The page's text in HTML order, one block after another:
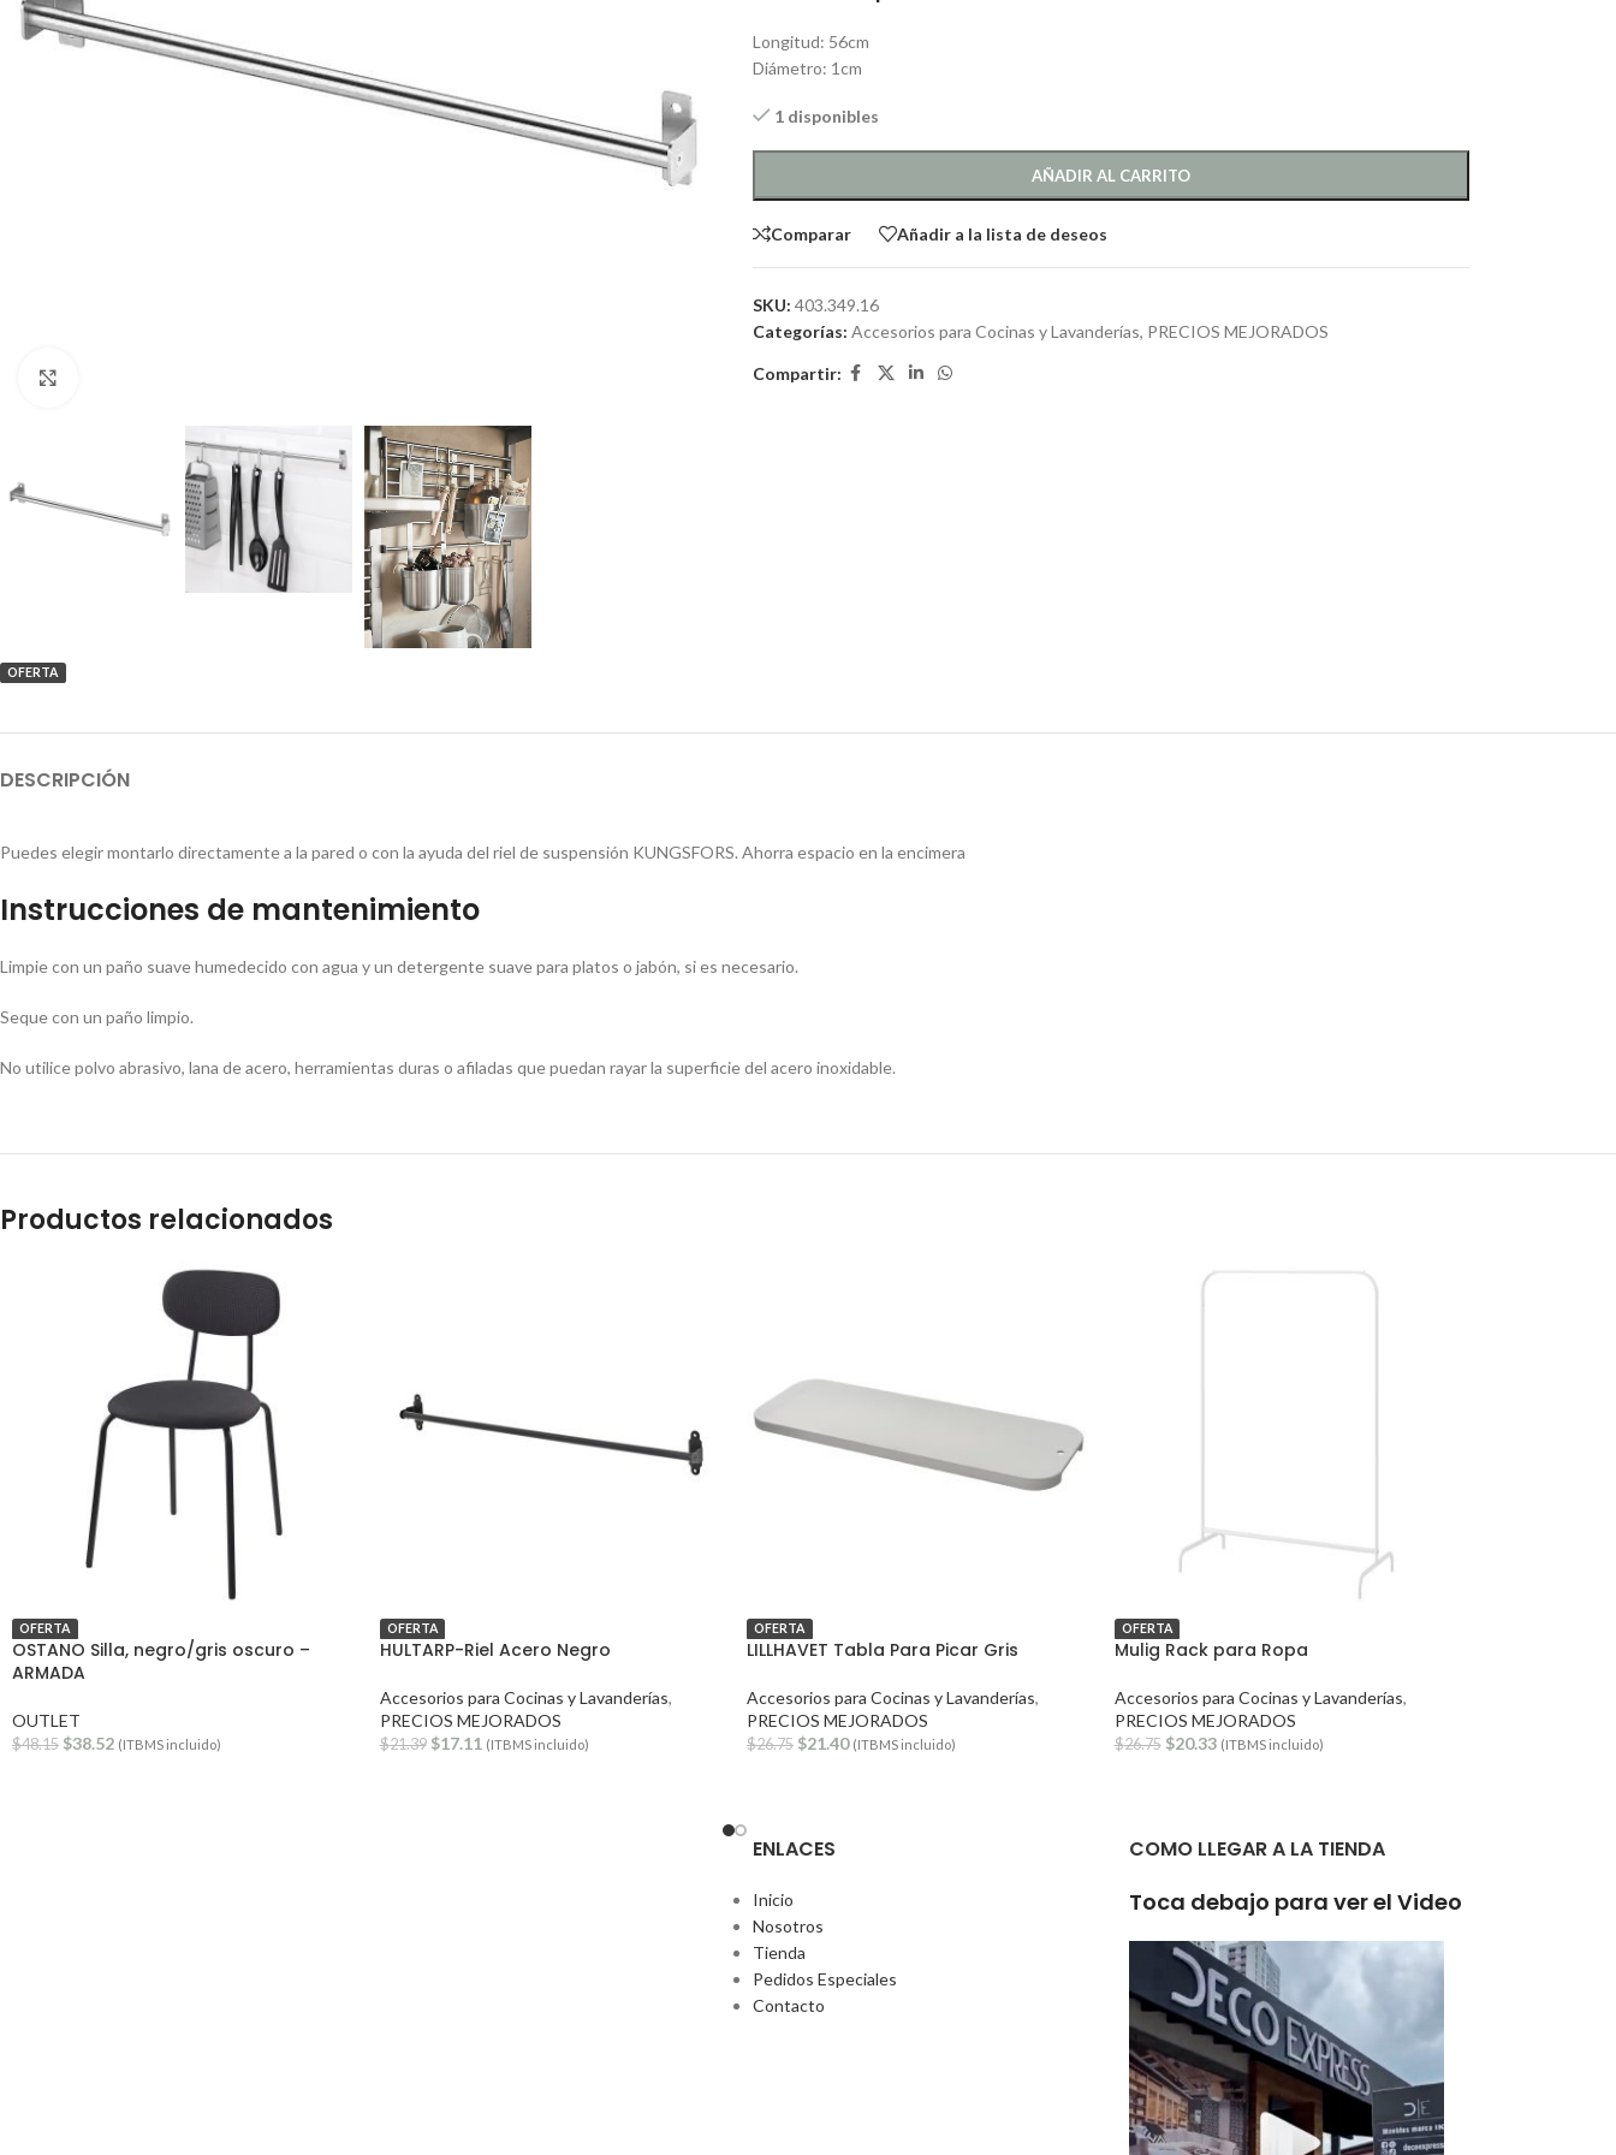
OFERTA
Longitud: 56cm
Diámetro: 1cm
1 disponibles
AÑADIR AL CARRITO
Comparar Añadir a la lista de deseos
SKU: 403.349.16
Categorías: Accesorios para Cocinas y Lavanderías, PRECIOS MEJORADOS
Compartir:
DESCRIPCIÓN
Puedes elegir montarlo directamente a la pared o con la ayuda del riel de suspensión KUNGSFORS. Ahorra espacio en la encimera
Instrucciones de mantenimiento
Limpie con un paño suave humedecido con agua y un detergente suave para platos o jabón, si es necesario.
Seque con un paño limpio.
No utilice polvo abrasivo, lana de acero, herramientas duras o afiladas que puedan rayar la superficie del acero inoxidable.
Productos relacionados
OFERTA
OSTANO Silla, negro/gris oscuro –
ARMADA
OUTLET
$48.15 $38.52 (ITBMS incluido)
OFERTA
HULTARP-Riel Acero Negro
Accesorios para Cocinas y Lavanderías,
PRECIOS MEJORADOS
$21.39 $17.11 (ITBMS incluido)
OFERTA
LILLHAVET Tabla Para Picar Gris
Accesorios para Cocinas y Lavanderías,
PRECIOS MEJORADOS
$26.75 $21.40 (ITBMS incluido)
OFERTA
Mulig Rack para Ropa
Accesorios para Cocinas y Lavanderías,
PRECIOS MEJORADOS
$26.75 $20.33 (ITBMS incluido)
ENLACES
Inicio
Nosotros
Tienda
Pedidos Especiales
Contacto
COMO LLEGAR A LA TIENDA
Toca debajo para ver el Video